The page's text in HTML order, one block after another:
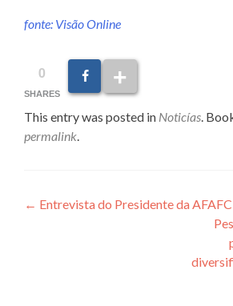
fonte: Visão Online
0
SHARES
This entry was posted in Noticías.
permalink.
Post
← Entrevista do Presidente da